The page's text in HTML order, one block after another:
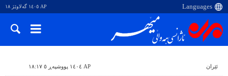
AP ١٤٠٥ گەلاوێژ ١٨
ئێران AP ١٤٠٤ پووشپەڕ ٥ ١٨:١٧